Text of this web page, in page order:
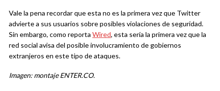
Vale la pena recordar que esta no es la primera vez que Twitter
advierte a sus usuarios sobre posibles violaciones de seguridad.
Sin embargo, como reporta Wired, esta sería la primera vez que la
red social avisa del posible involucramiento de gobiernos
extranjeros en este tipo de ataques.
Imagen: montaje ENTER.CO.